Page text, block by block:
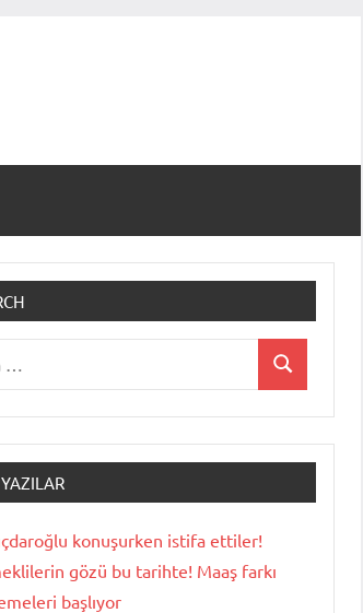
Ara
konuşurken istifa ettiler!
gözü bu tarihte! Maaş farkı
başlıyor